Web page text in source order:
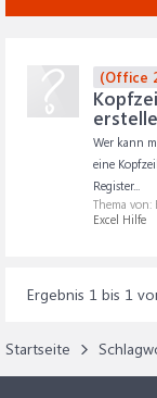
(Office
Wer kann
eine
Register...
Thema von:
Excel Hilfe
Ergebnis 1 bis 1
Startseite